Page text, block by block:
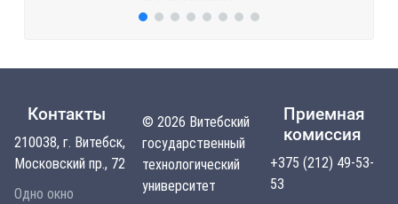
Контакты
210038, г. Витебск,
Московский пр., 72
Одно окно
© 2026 Витебский
государственный
технологический
университет
Приемная
комиссия
+375 (212) 49-53-
53